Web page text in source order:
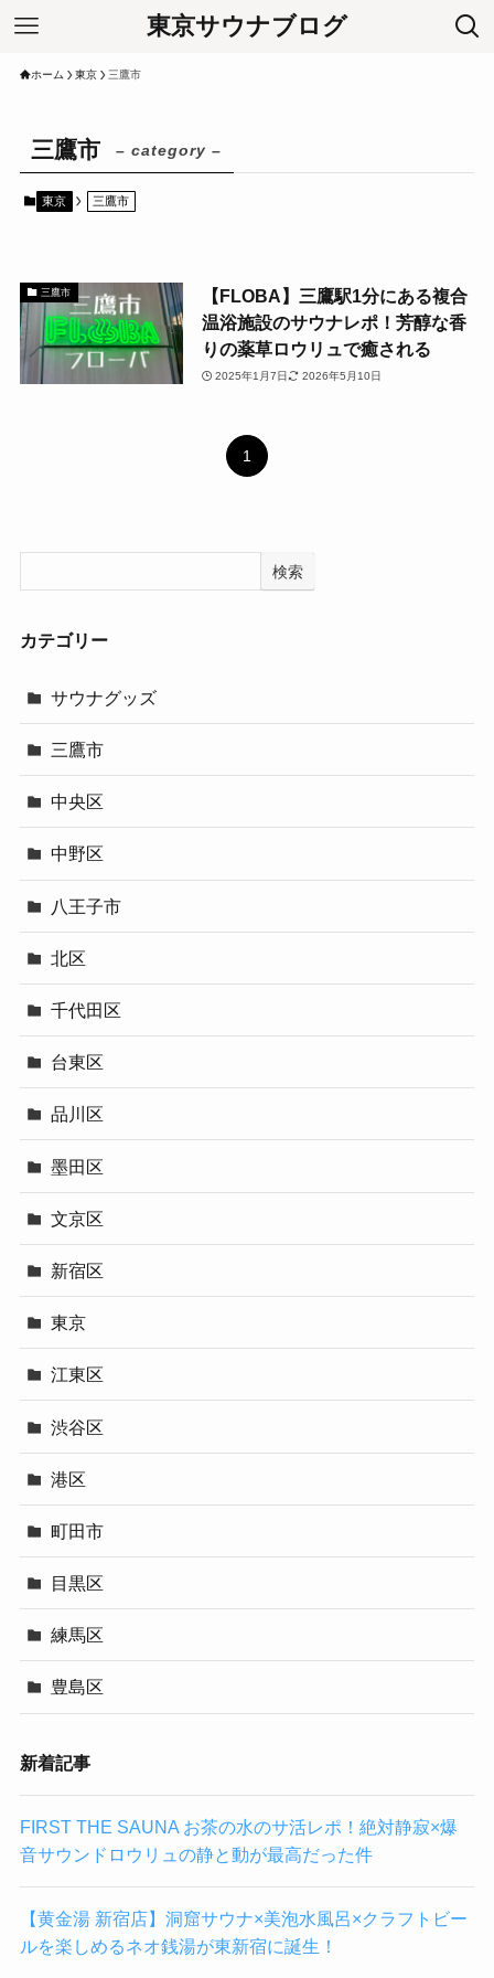
東京サウナブログ
ホーム 東京 三鷹市
三鷹市 – category –
東京 三鷹市
三鷹市
【FLOBA】三鷹駅1分にある複合
温浴施設のサウナレポ！芳醇な香
りの薬草ロウリュで癒される
2025年1月7日 2026年5月10日
1
検索
カテゴリー
サウナグッズ
三鷹市
中央区
中野区
八王子市
北区
千代田区
台東区
品川区
墨田区
文京区
新宿区
東京
江東区
渋谷区
港区
町田市
目黒区
練馬区
豊島区
新着記事
FIRST THE SAUNA お茶の水のサ活レポ！絶対静寂×爆
音サウンドロウリュの静と動が最高だった件
【黄金湯 新宿店】洞窟サウナ×美泡水風呂×クラフトビー
ルを楽しめるネオ銭湯が東新宿に誕生！